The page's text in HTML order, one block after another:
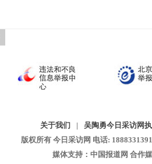
关于我们 |
吴陶勇今日采访网
版权所有 今日采访网 电话:
媒体支持：中国报道网 合作